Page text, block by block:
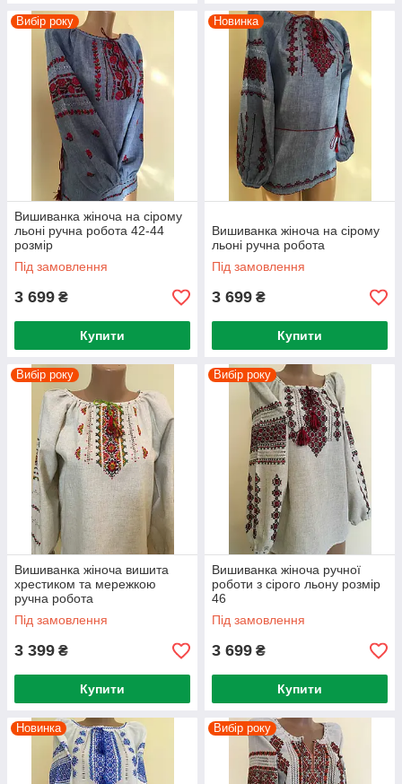
Вибір року
Вишиванка жіноча на сірому
льоні ручна робота 42-44
розмір
Під замовлення
3 699 ₴
Купити
Новинка
Вишиванка жіноча на сірому
льоні ручна робота
Під замовлення
3 699 ₴
Купити
Вибір року
Вишиванка жіноча вишита
хрестиком та мережкою
ручна робота
Під замовлення
3 399 ₴
Купити
Вибір року
Вишиванка жіноча ручної
роботи з сірого льону розмір
46
Під замовлення
3 699 ₴
Купити
Новинка Вибір року